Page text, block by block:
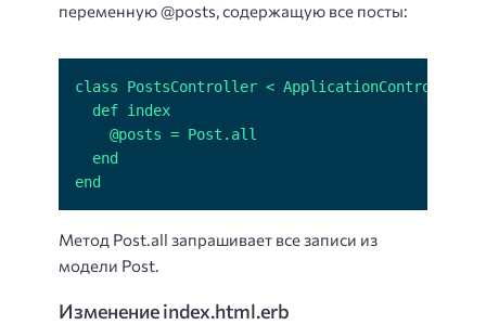
переменную @posts, содержащую все посты:
end
Метод Post.all запрашивает все записи из
модели Post.
Изменение index.html.erb